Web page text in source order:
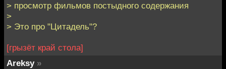
> просмотр фильмов постыдного содержания
>
> Это про "Цитадель"?
[грызёт край стола]
Areksy »